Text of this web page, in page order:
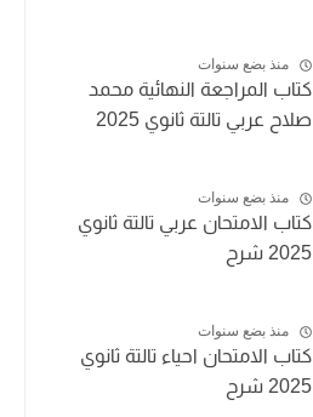
منذ بضع سنوات
كتاب المراجعة النهائية محمد
صلاح عربي تالتة ثانوي 2025
منذ بضع سنوات
كتاب الامتحان عربي تالتة ثانوي
2025 شرح
منذ بضع سنوات
كتاب الامتحان احياء تالتة ثانوي
2025 شرح